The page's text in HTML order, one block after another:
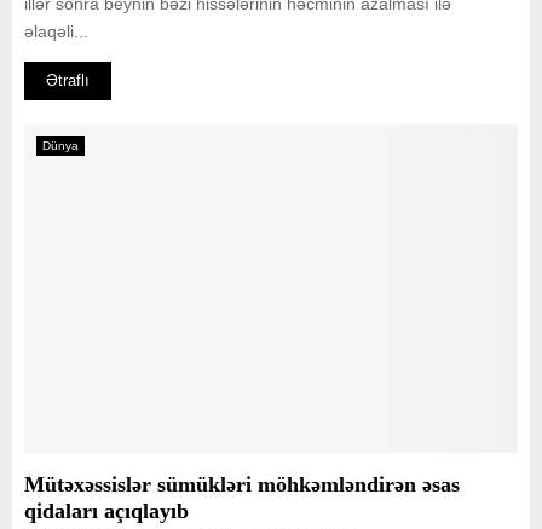
əlaqəli...
Ətraflı
Dünya
Mütəxəssislər sümükləri möhkəmləndirən əsas
qidaları açıqlayıb